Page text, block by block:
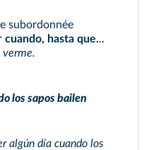
subordonnée
cuando, hasta que...
verme.
los sapos bailen
algún día cuando los